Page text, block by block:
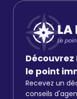
Découvrez
le point
Recevez un
conseils